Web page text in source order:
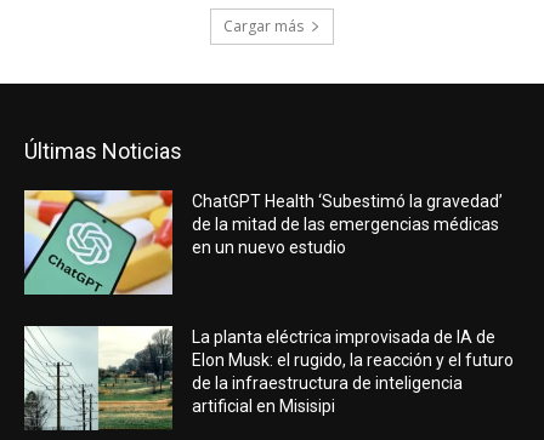
Cargar más
Últimas Noticias
ChatGPT Health ‘Subestimó la gravedad’
de la mitad de las emergencias médicas
en un nuevo estudio
La planta eléctrica improvisada de IA de
Elon Musk: el rugido, la reacción y el futuro
de la infraestructura de inteligencia
artificial en Misisipi